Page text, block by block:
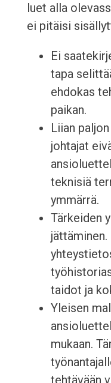
luet alla
ei pitäisi
Ei
tapa
ehdokas
paikan.
Liian
johtajat
teknisiä
ymmärrä.
Tärkeiden
taidot ja
Yleisen
mukaan.
tehtävään